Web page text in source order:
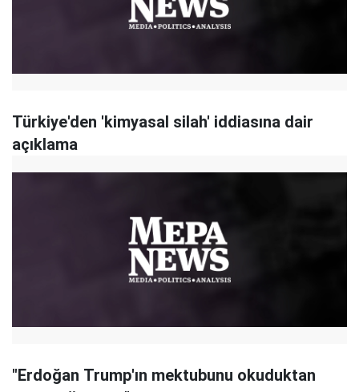
Türkiye'den 'kimyasal silah' iddiasına dair
açıklama
"Erdoğan Trump'ın mektubunu okuduktan